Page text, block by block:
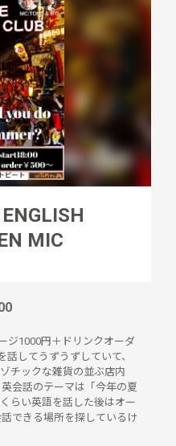
MIC
ジ1000円＋ドリンクオーダ
話してうずうずしていて、
チックな雑貨の並ぶ店内
会話のテーマは「今年の夏
らい英語を話した後はオー
できる場所を探しているけ